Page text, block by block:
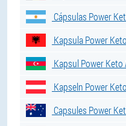
Cápsulas Power
Kapsula Power
Kapsul Power
Kapseln Power
Capsules Power